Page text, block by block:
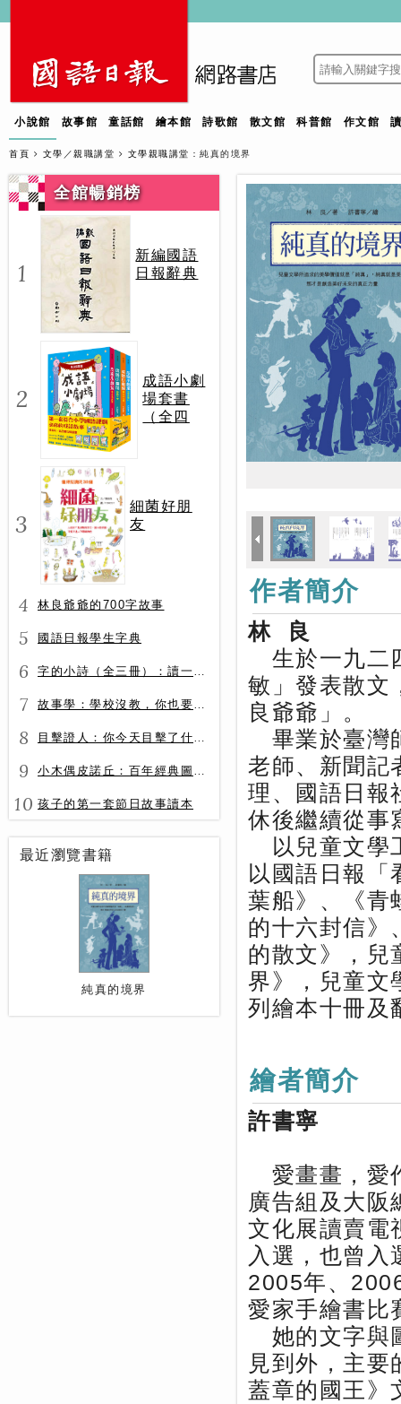
小說館 故事館 童話館 繪本館 詩歌館 散文館 科普館 作文館
首頁 文學／親職講堂 文學親職講堂 ：純真的境界
全館暢銷榜
1
新編國語
日報辭典
2
成語小劇
場套書
（全四
3
細菌好朋
友
4 林良爺爺的700字故事
5 國語日報學生字典
6 字的小詩（全三冊）：讀一首詩，交一個字朋友（字字小宇宙+字字看心情+字字有意思）
7 故事學：學校沒教，你也要會的表達力
8 目擊證人：你今天目擊了什麼？
9 小木偶皮諾丘：百年經典圖文全譯版
10 孩子的第一套節日故事讀本
最近瀏覽書籍
純真的境界
作者簡介
林 良
生於一九二
敏」發表散文
良爺爺」。
畢業於臺灣
老師、新聞記
理、國語日報
休後繼續從事
以兒童文學
以國語日報「
葉船》、《青
的十六封信》
的散文》，兒
界》，兒童文
列繪本十冊及
繪者簡介
許書寧
愛畫畫，愛
廣告組及大阪
文化展讀賣電
入選，也曾入
2005年、
愛家手繪書比
她的文字與
見到外，主
蓋章的國王》